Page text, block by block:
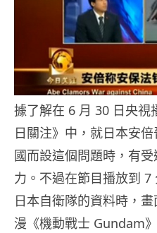
據了解在 6 月 30 日央視
日關注》中，就日本安
國而設這個問題時，有
力。不過在節目播放到
日本自衛隊的資料時，
漫《機動戰士 Gundam